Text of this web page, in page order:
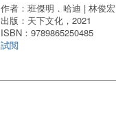
作者：班傑明．哈迪 | 林俊宏
出版：天下文化，2021
ISBN：9789865250485
試閲